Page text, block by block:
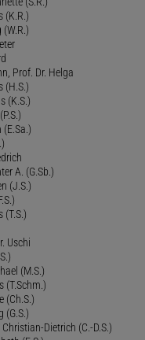
(K.R.)
Prof. Dr. Helga
(H.S.)
(K.S.)
A. (G.Sb.)
(J.S.)
(T.S.)
Uschi
(M.S.)
(T.Schm.)
(Ch.S.)
(G.S.)
Dietrich (C.-D.S.)